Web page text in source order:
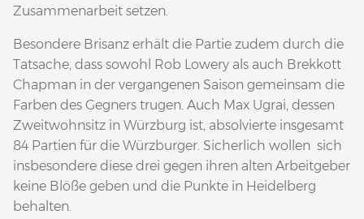
Zusammenarbeit setzen.
Besondere Brisanz erhält die Partie zudem durch die
Tatsache, dass sowohl Rob Lowery als auch Brekkott
Chapman in der vergangenen Saison gemeinsam die
Farben des Gegners trugen. Auch Max Ugrai, dessen
Zweitwohnsitz in Würzburg ist, absolvierte insgesamt
84 Partien für die Würzburger. Sicherlich wollen sich
insbesondere diese drei gegen ihren alten Arbeitgeber
keine Blöße geben und die Punkte in Heidelberg
behalten.